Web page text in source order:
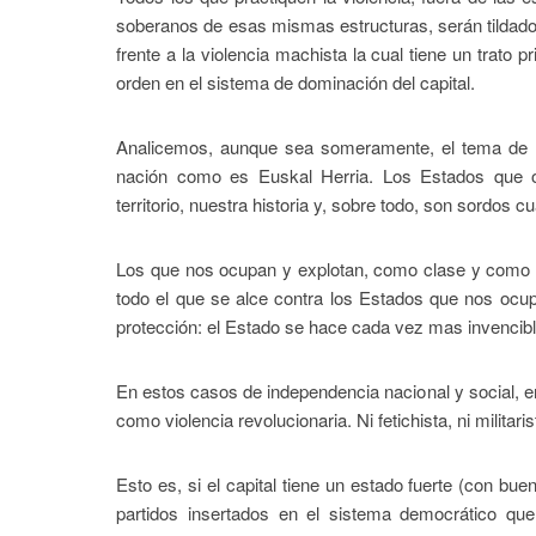
soberanos de esas mismas estructuras, serán
frente a la violencia machista la cual tiene un trato
orden en el sistema de dominación del capital.
Analicemos, aunque sea someramente, el tema
nación como es Euskal Herria. Los Estados que
territorio, nuestra historia y, sobre todo, son sordos
Los que nos ocupan y explotan, como clase y
todo el que se alce contra los Estados que nos
protección: el Estado se hace cada vez mas
En estos casos de independencia nacional y social,
como violencia revolucionaria. Ni fetichista, ni
Esto es, si el capital tiene un estado fuerte (con
partidos insertados en el sistema democrático